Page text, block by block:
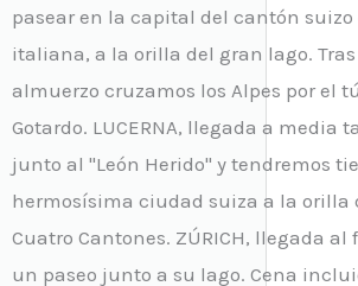
pasear en la capital del cantón suizo
italiana, a la orilla del gran lago.
almuerzo cruzamos los Alpes por el
Gotardo. LUCERNA, llegada a media
junto al "León Herido" y tendremos
hermosísima ciudad suiza a la orilla
Cuatro Cantones. ZÚRICH, llegada
un paseo junto a su lago. Cena